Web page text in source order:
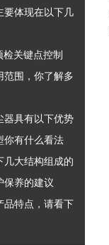
要体现在以下几
关键点控制
范围，你了解多
器具有以下优势
你有什么看法
几大结构组成的
保养的建议
品特点，请看下